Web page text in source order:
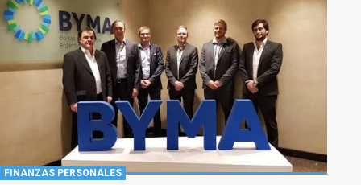
FINANZAS PERSONALES